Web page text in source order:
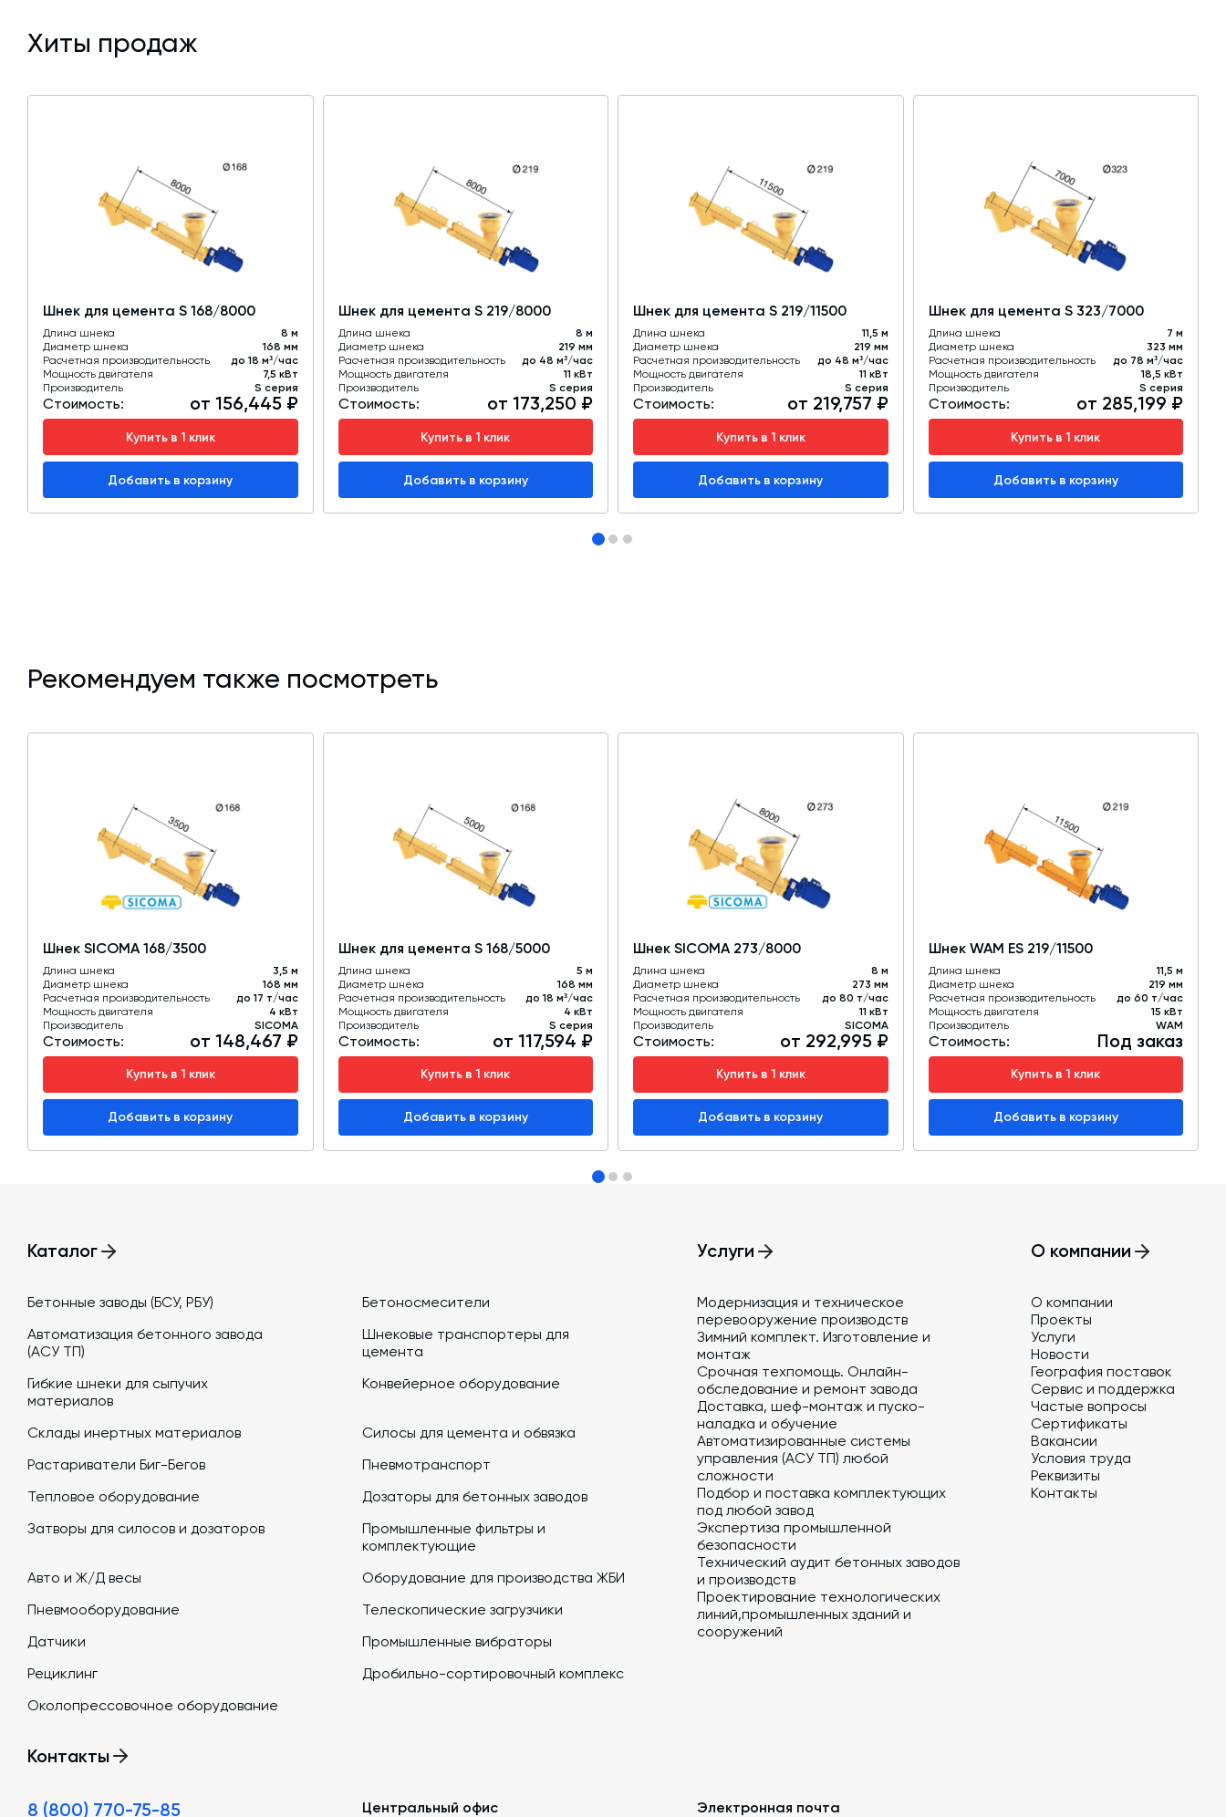
Шнек серии S вращается со скоростью 290 об/мин, обеспечивая однородность смеси,
промежуточные опорные необслуживаемые точки, расположенные внутри трубного кожуха.
Хиты продаж
Шнек для цемента S 168/8000
Длина шнека
8 м
Диаметр шнека
168 мм
Расчетная производительность
до 18 м³/час
Мощность двигателя
7,5 кВт
Производитель
S серия
Стоимость: от 156,445 ₽
Купить в 1 клик
Добавить в корзину
Шнек для цемента S 219/8000
Длина шнека
8 м
Диаметр шнека
219 мм
Расчетная производительность
до 48 м³/час
Мощность двигателя
11 кВт
Производитель
S серия
Стоимость: от 173,250 ₽
Купить в 1 клик
Добавить в корзину
Шнек для цемента S 219/11500
Длина шнека
11,5 м
Диаметр шнека
219 мм
Расчетная производительность
до 48 м³/час
Мощность двигателя
11 кВт
Производитель
S серия
Стоимость: от 219,757 ₽
Купить в 1 клик
Добавить в корзину
Шнек для цемента S 323/7000
Длина шнека
7 м
Диаметр шнека
323 мм
Расчетная производительность
до 78 м³/час
Мощность двигателя
18,5 кВт
Производитель
S серия
Стоимость: от 285,199 ₽
Купить в 1 клик
Добавить в корзину
Рекомендуем также посмотреть
Шнек SICOMA 168/3500
Длина шнека
3,5 м
Диаметр шнека
168 мм
Расчетная производительность
до 17 т/час
Мощность двигателя
4 кВт
Производитель
SICOMA
Стоимость: от 148,467 ₽
Купить в 1 клик
Добавить в корзину
Шнек для цемента S 168/5000
Длина шнека
5 м
Диаметр шнека
168 мм
Расчетная производительность
до 18 м³/час
Мощность двигателя
4 кВт
Производитель
S серия
Стоимость: от 117,594 ₽
Купить в 1 клик
Добавить в корзину
Шнек SICOMA 273/8000
Длина шнека
8 м
Диаметр шнека
273 мм
Расчетная производительность
до 80 т/час
Мощность двигателя
11 кВт
Производитель
SICOMA
Стоимость: от 292,995 ₽
Купить в 1 клик
Добавить в корзину
Шнек WAM ES 219/11500
Длина шнека
11,5 м
Диаметр шнека
219 мм
Расчетная производительность
до 60 т/час
Мощность двигателя
15 кВт
Производитель
WAM
Стоимость: Под заказ
Купить в 1 клик
Добавить в корзину
Каталог
Бетонные заводы (БСУ, РБУ)
Бетоносмесители
Автоматизация бетонного завода
(АСУ ТП)
Шнековые транспортеры для
цемента
Гибкие шнеки для сыпучих
материалов
Конвейерное оборудование
Склады инертных материалов
Силосы для цемента и обвязка
Растариватели Биг-Бегов
Пневмотранспорт
Тепловое оборудование
Дозаторы для бетонных заводов
Затворы для силосов и дозаторов
Промышленные фильтры и
комплектующие
Авто и Ж/Д весы
Оборудование для производства ЖБИ
Пневмооборудование
Телескопические загрузчики
Датчики
Промышленные вибраторы
Рециклинг
Дробильно-сортировочный комплекс
Околопрессовочное оборудование
Услуги
Модернизация и техническое
перевооружение производств
Зимний комплект. Изготовление и
монтаж
Срочная техпомощь. Онлайн-
обследование и ремонт завода
Доставка, шеф-монтаж и пуско-
наладка и обучение
Автоматизированные системы
управления (АСУ ТП) любой
сложности
Подбор и поставка комплектующих
под любой завод
Экспертиза промышленной
безопасности
Технический аудит бетонных заводов
и производств
Проектирование технологических
линий,промышленных зданий и
сооружений
О компании
О компании
Проекты
Услуги
Новости
География поставок
Сервис и поддержка
Частые вопросы
Сертификаты
Вакансии
Условия труда
Реквизиты
Контакты
Контакты
8 (800) 770-75-85 Центральный офис Электронная почта